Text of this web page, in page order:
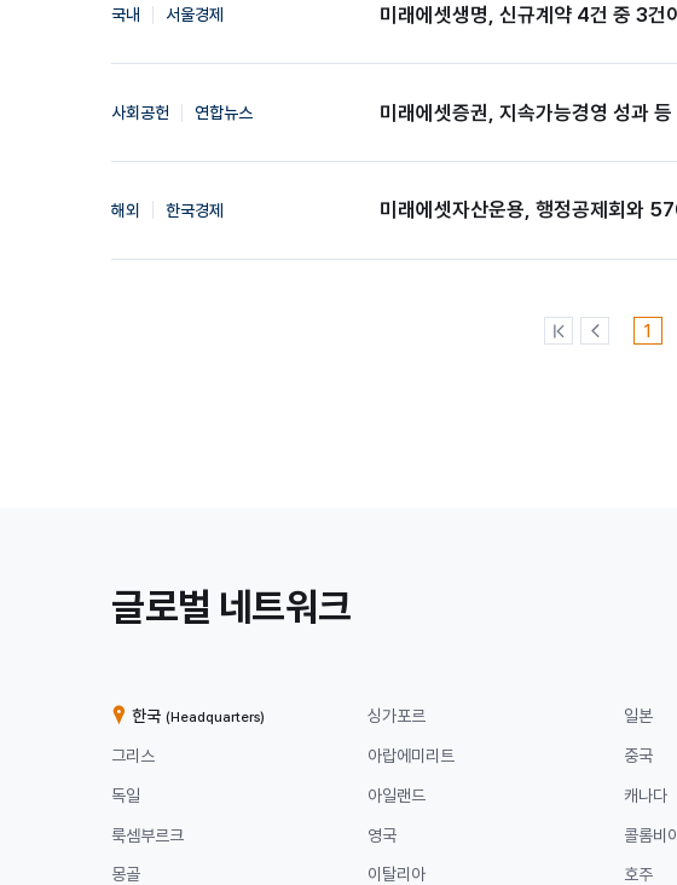
국내 서울경제 미래에셋생명, 신규계약 4건 중 3건
사회공헌 연합뉴스 미래에셋증권, 지속가능경영 성과
해외 한국경제 미래에셋자산운용, 행정공제회와
처
이
1
글로벌 네트워크
사
한국 (Headquarters)
그리스
독일
룩셈부르크
몽골
싱가포르
아랍에미리트
아일랜드
영국
이탈리아
일본
중국
캐나다
콜롬비
호주